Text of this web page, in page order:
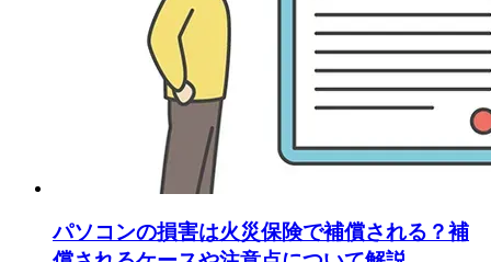
パソコンの損害は火災保険で補償される？補